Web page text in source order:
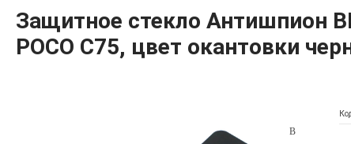
Защитное стекло Антишпион
POCO C75, цвет окантовки